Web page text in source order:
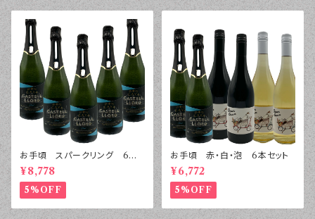
お手頃 スパークリング 6本
セット
¥8,778
5%OFF
お手頃 赤・白・泡 6本セット
¥6,772
5%OFF